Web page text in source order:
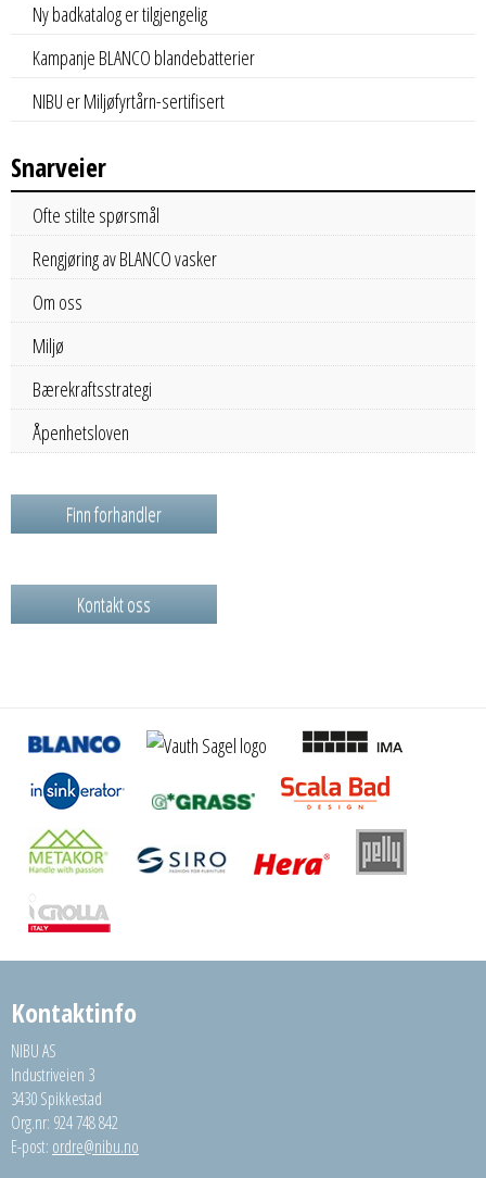
Ny badkatalog er tilgjengelig
Kampanje BLANCO blandebatterier
NIBU er Miljøfyrtårn-sertifisert
Snarveier
Ofte stilte spørsmål
Rengjøring av BLANCO vasker
Om oss
Miljø
Bærekraftsstrategi
Åpenhetsloven
Finn forhandler
Kontakt oss
Kontaktinfo
NIBU AS
Industriveien 3
3430 Spikkestad
Org.nr: 924 748 842
E-post: ordre@nibu.no